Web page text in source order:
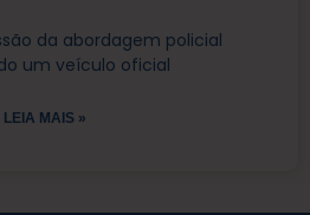
da abordagem policial
um veículo oficial
LEIA MAIS »